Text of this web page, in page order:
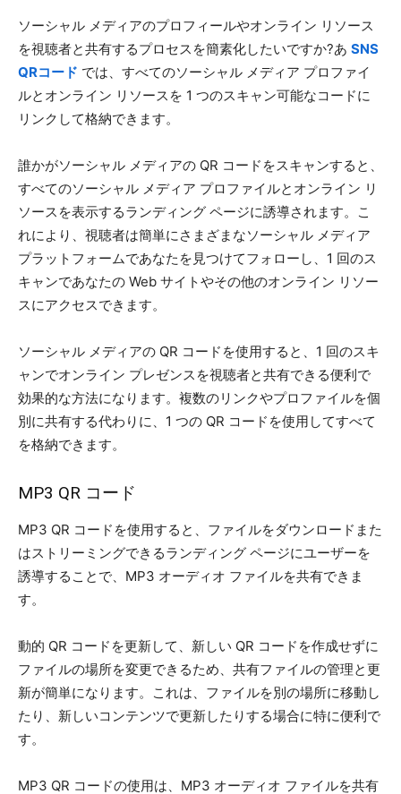
ソーシャル メディアのプロフィールやオンライン リソース
を視聴者と共有するプロセスを簡素化したいですか?あ SNS
QRコード では、すべてのソーシャル メディア プロファイ
ルとオンライン リソースを 1 つのスキャン可能なコードに
リンクして格納できます。
誰かがソーシャル メディアの QR コードをスキャンすると、
すべてのソーシャル メディア プロファイルとオンライン リ
ソースを表示するランディング ページに誘導されます。こ
れにより、視聴者は簡単にさまざまなソーシャル メディア
プラットフォームであなたを見つけてフォローし、1 回のス
キャンであなたの Web サイトやその他のオンライン リソー
スにアクセスできます。
ソーシャル メディアの QR コードを使用すると、1 回のスキ
ャンでオンライン プレゼンスを視聴者と共有できる便利で
効果的な方法になります。複数のリンクやプロファイルを個
別に共有する代わりに、1 つの QR コードを使用してすべて
を格納できます。
MP3 QR コード
MP3 QR コードを使用すると、ファイルをダウンロードまた
はストリーミングできるランディング ページにユーザーを
誘導することで、MP3 オーディオ ファイルを共有できま
す。
動的 QR コードを更新して、新しい QR コードを作成せずに
ファイルの場所を変更できるため、共有ファイルの管理と更
新が簡単になります。これは、ファイルを別の場所に移動し
たり、新しいコンテンツで更新したりする場合に特に便利で
す。
MP3 QR コードの使用は、MP3 オーディオ ファイルを共有